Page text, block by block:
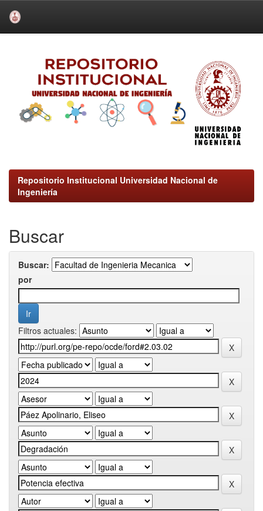
Repositorio Institucional Universidad Nacional de
Ingeniería
Buscar
Buscar:
por
Filtros actuales: